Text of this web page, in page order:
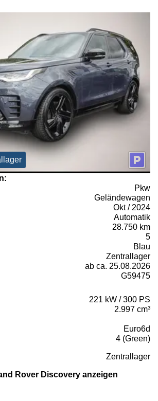
Pkw
Geländewagen
Okt / 2024
Automatik
28.750 km
5
Blau
Zentrallager
ab ca. 25.08.2026
G59475
221 kW / 300 PS
2.997 cm³
Euro6d
4 (Green)
Zentrallager
Rover Discovery anzeigen